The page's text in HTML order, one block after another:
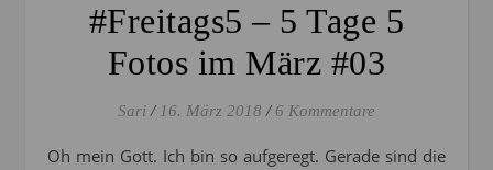
#Freitags5 – 5 Tage 5
Fotos im März #03
Sari / 16. März 2018 / 6 Kommentare
Oh mein Gott. Ich bin so aufgeregt. Gerade sind die